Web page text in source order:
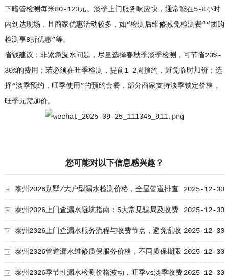
下暗管检测每米80-120元。淡季上门服务响应快，通常能在5-8小时
内到达现场，且商家优惠活动较多，如“检测后维修减免检测费”“团购
检测享8折优惠”等。
省钱建议：非紧急漏水问题，尽量选择春秋季淡季检测，可节省20%-
30%的费用；若必须在旺季检测，提前1-2周预约，避免临时加价；选
择“淡季预约，旺季使用”的预约套餐，部分商家支持淡季锁定价格，
旺季无需加价。
您可能对以下信息感兴趣？
2025-12-30
泰州2026别墅/大户型漏水检测价格，全屋管道排查
收费标准 2025-12-30
泰州2026上门查漏水避坑指南：5大常见骗局及收费
陷阱 2025-12-30
泰州2026上门查漏水服务流程与收费节点，避免乱收
费指南 2025-12-30
泰州2026管道漏水维修质保服务价格，不同质保期限
收费参考 2025-12-30
泰州2026季节性漏水检测价格波动，旺季vs淡季收费